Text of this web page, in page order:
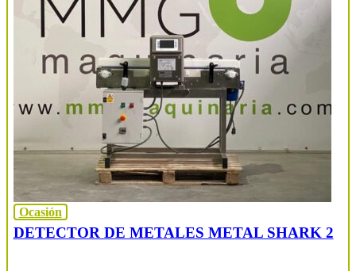
Ocasión
DETECTOR DE METALES METAL SHARK 2